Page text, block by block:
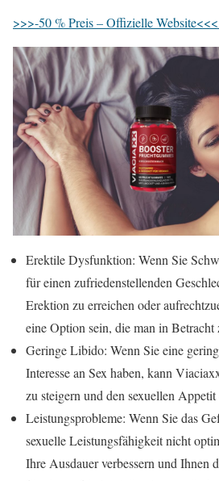
>>>-50 % Preis – Offizielle
Erektile Dysfunktion: Wenn Sie
für einen zufriedenstellenden
Erektion zu erreichen oder
eine Option sein, die man in Betracht
Geringe Libido: Wenn Sie eine
Interesse an Sex haben, kann
zu steigern und den sexuellen
Leistungsprobleme: Wenn Sie das
sexuelle Leistungsfähigkeit nicht
Ihre Ausdauer verbessern und Ihnen